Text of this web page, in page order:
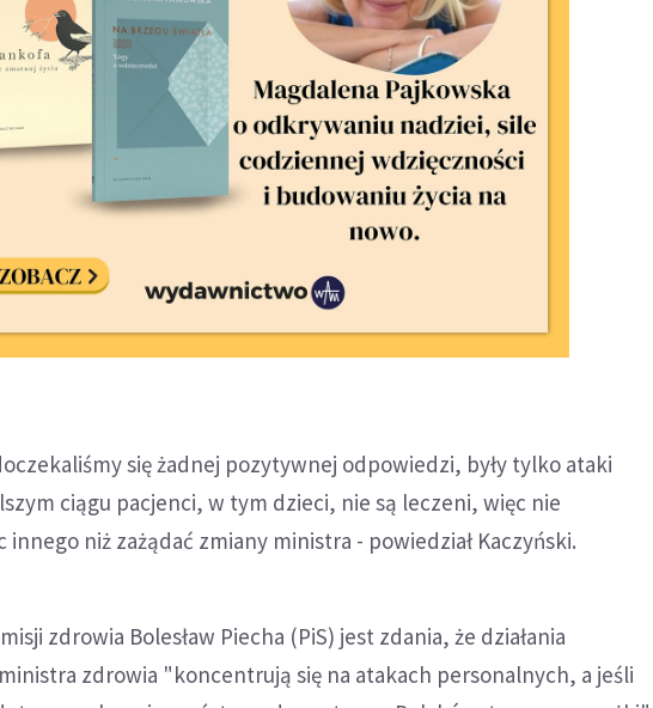
się żadnej pozytywnej odpowiedzi, były tylko ataki
ciągu pacjenci, w tym dzieci, nie są leczeni, więc nie
innego niż zażądać zmiany ministra - powiedział Kaczyński.
zdrowia Bolesław Piecha (PiS) jest zdania, że działania
zdrowia "koncentrują się na atakach personalnych, a jeśli